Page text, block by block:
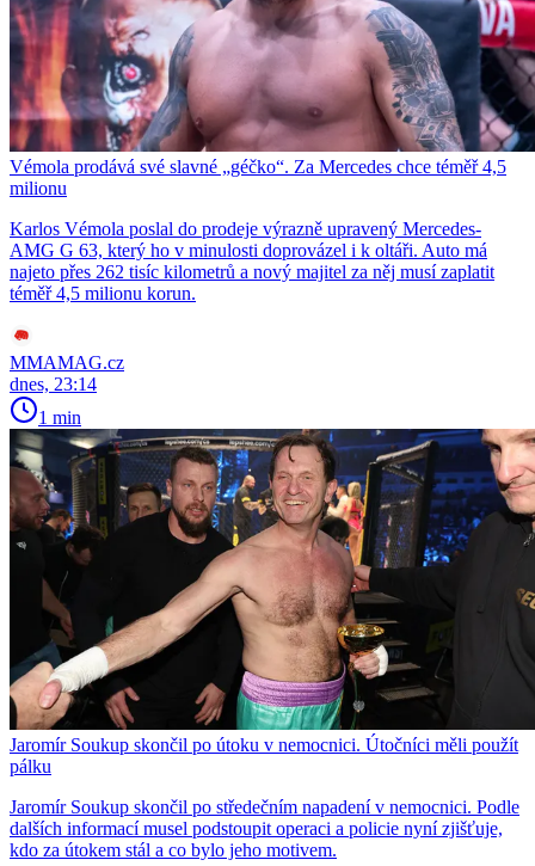
Vémola prodává své slavné „géčko“. Za Mercedes chce téměř 4,5
milionu
Karlos Vémola poslal do prodeje výrazně upravený Mercedes-
AMG G 63, který ho v minulosti doprovázel i k oltáři. Auto má
najeto přes 262 tisíc kilometrů a nový majitel za něj musí zaplatit
téměř 4,5 milionu korun.
MMAMAG.cz
dnes, 23:14
1 min
Jaromír Soukup skončil po útoku v nemocnici. Útočníci měli použít
pálku
Jaromír Soukup skončil po středečním napadení v nemocnici. Podle
dalších informací musel podstoupit operaci a policie nyní zjišťuje,
kdo za útokem stál a co bylo jeho motivem.